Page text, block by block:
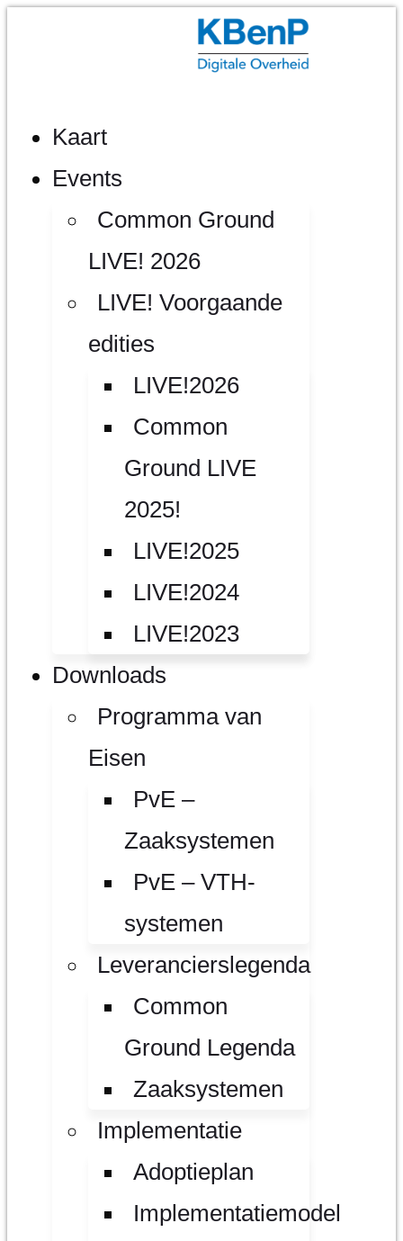
Kaart
Events
Common Ground
LIVE! 2026
LIVE! Voorgaande
edities
LIVE!2026
Common
Ground LIVE
2025!
LIVE!2025
LIVE!2024
LIVE!2023
Downloads
Programma van
Eisen
PvE –
Zaaksystemen
PvE – VTH-
systemen
Leverancierslegenda
Common
Ground Legenda
Zaaksystemen
Implementatie
Adoptieplan
Implementatiemodel